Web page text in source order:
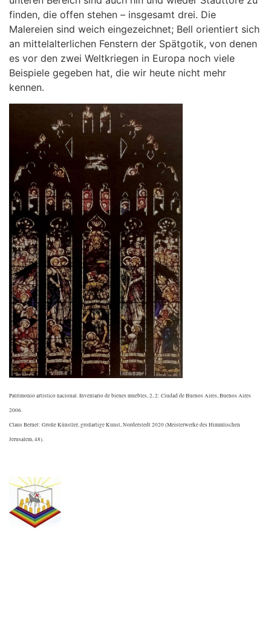
finden, die offen stehen – insgesamt drei. Die
Malereien sind weich eingezeichnet; Bell orientiert sich
an mittelalterlichen Fenstern der Spätgotik, von denen
es vor den zwei Weltkriegen in Europa noch viele
Beispiele gegeben hat, die wir heute nicht mehr
kennen.
Patrimonio artistico nacional. Inventario de bienes muebles, 2, 2: Ciudad de Buenos Aires, Buenos Aires
2006.
Claus Bernet: Große Künstler, großartige Kunst, Norderstedt 2020 (Meisterwerke des Himmlischen
Jerusalem, 48).